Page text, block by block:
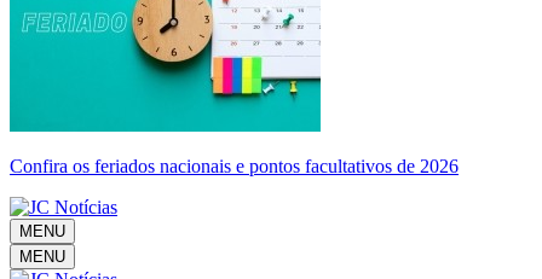
Confira os feriados nacionais e pontos facultativos de 2026
MENU
MENU